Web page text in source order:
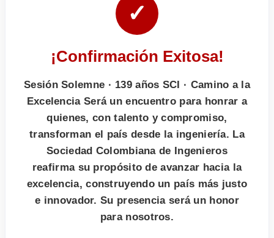
✓
¡Confirmación Exitosa!
Sesión Solemne · 139 años SCI · Camino a la
Excelencia Será un encuentro para honrar a
quienes, con talento y compromiso,
transforman el país desde la ingeniería. La
Sociedad Colombiana de Ingenieros
reafirma su propósito de avanzar hacia la
excelencia, construyendo un país más justo
e innovador. Su presencia será un honor
para nosotros.